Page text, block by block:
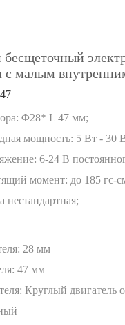
с малым
Φ28* L 47 мм;
мощность: 5 Вт - 30
6-24 В
момент: до 185 гс-
28 мм
47 мм
Круглый двигатель